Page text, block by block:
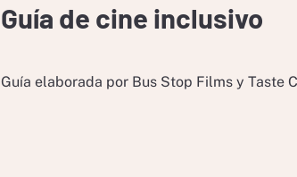
Guía de cine inclusivo
Guía elaborada por Bus Stop Films y Taste